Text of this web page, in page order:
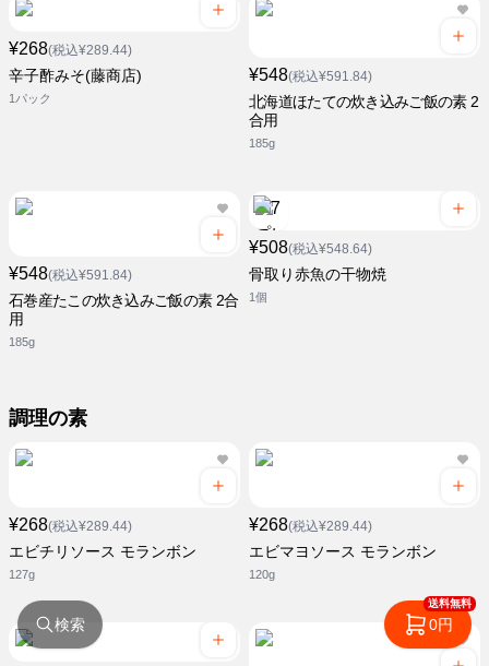
¥268(税込¥289.44)
辛子酢みそ(藤商店)
1パック
¥548(税込¥591.84)
北海道ほたての炊き込みご飯の素 2
合用
185g
¥548(税込¥591.84)
石巻産たこの炊き込みご飯の素 2合
用
185g
¥508(税込¥548.64)
骨取り赤魚の干物焼
1個
調理の素
¥268(税込¥289.44)
エビチリソース モランボン
127g
¥268(税込¥289.44)
エビマヨソース モランボン
120g
検索
送料無料
0円